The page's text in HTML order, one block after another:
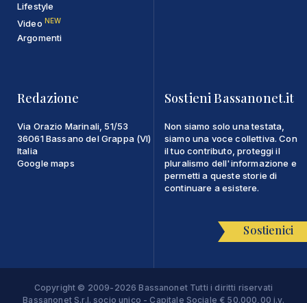
Lifestyle
Video NEW
Argomenti
Redazione
Via Orazio Marinali, 51/53
36061 Bassano del Grappa (VI)
Italia
Google maps
Sostieni Bassanonet.it
Non siamo solo una testata,
siamo una voce collettiva. Con
il tuo contributo, proteggi il
pluralismo dell'informazione e
permetti a queste storie di
continuare a esistere.
Sostienici
Copyright © 2009-2026 Bassanonet Tutti i diritti riservati
Bassanonet S.r.l. socio unico - Capitale Sociale € 50.000,00 i.v.